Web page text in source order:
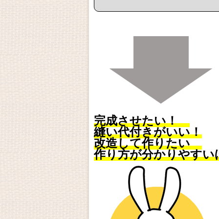
完成させたい！
縫い代付きがいい！
改造して作りたい
作り方が分かりやすい